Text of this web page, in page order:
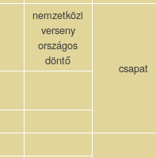
nemzetközi
verseny
országos
döntő
csapat